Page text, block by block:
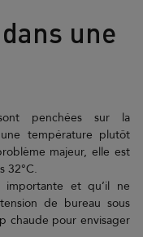
une
penchées sur la
température plutôt
majeur, elle est
32°C.
et qu’il ne
de bureau sous
chaude pour envisager